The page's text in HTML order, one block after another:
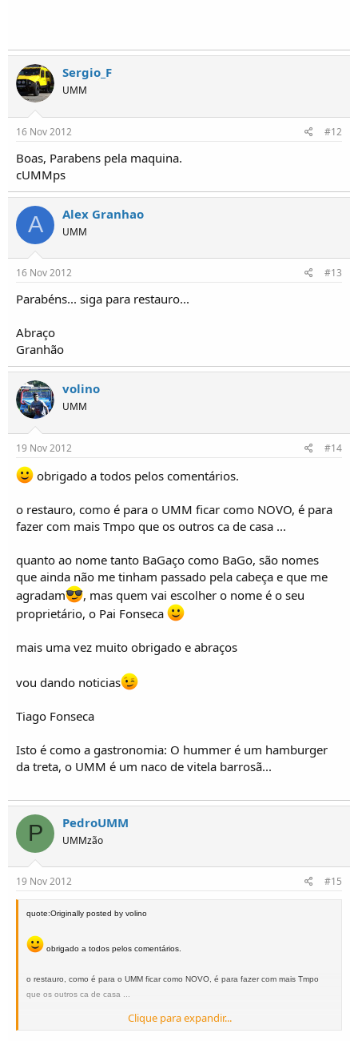
Sergio_F
UMM
16 Nov 2012 #12
Boas, Parabens pela maquina.
cUMMps
A Alex Granhao
UMM
16 Nov 2012 #13
Parabéns... siga para restauro...
Abraço
Granhão
volino
UMM
19 Nov 2012 #14
obrigado a todos pelos comentários.
o restauro, como é para o UMM ficar como NOVO, é para
fazer com mais Tmpo que os outros ca de casa ...
quanto ao nome tanto BaGaço como BaGo, são nomes
que ainda não me tinham passado pela cabeça e que me
agradam
, mas quem vai escolher o nome é o seu
proprietário, o Pai Fonseca
mais uma vez muito obrigado e abraços
vou dando noticias
Tiago Fonseca
Isto é como a gastronomia: O hummer é um hamburger
da treta, o UMM é um naco de vitela barrosã...
P PedroUMM
UMMzão
19 Nov 2012 #15
quote:Originally posted by volino
obrigado a todos pelos comentários.
o restauro, como é para o UMM ficar como NOVO, é para fazer com mais Tmpo
que os outros ca de casa ...
quanto ao nome tanto BaGaço como BaGo, são nomes que ainda não me tinham
Clique para expandir...